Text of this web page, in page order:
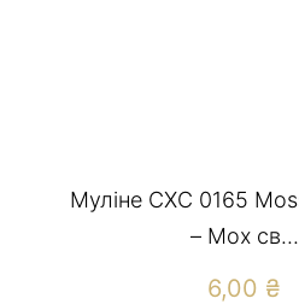
Муліне СХС 0165
– Мох св...
6,00 ₴